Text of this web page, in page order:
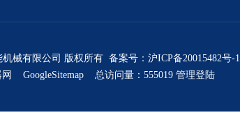
械有限公司 版权所有 备案号： 沪ICP备20015482号-1
GoogleSitemap 总访问量：555019 管理登陆